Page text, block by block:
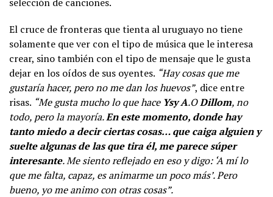
El cruce de fronteras que tienta al uruguayo no tiene
solamente que ver con el tipo de música que le interesa
crear, sino también con el tipo de mensaje que le gusta
dejar en los oídos de sus oyentes. “Hay cosas que me
gustaría hacer, pero no me dan los huevos”, dice entre
risas. “Me gusta mucho lo que hace Ysy A.ODillom, no
todo, pero la mayoría.En este momento, donde hay
tanto miedo a decir ciertas cosas… que caiga alguien y
suelte algunas de las que tira él, me parece súper
interesante. Me siento reflejado en eso y digo: ‘A mí lo
que me falta, capaz, es animarme un poco más’. Pero
bueno, yo me animo con otras cosas”.